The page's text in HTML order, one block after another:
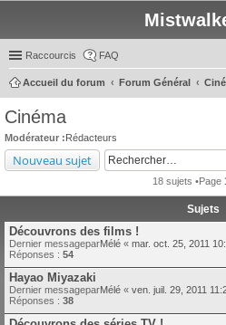
Raccourcis FAQ
Accueil du forum Forum Général
Cinéma
Modérateur :Rédacteurs
Nouveau sujet
18 sujets •Page
Sujets
Découvrons des films !
Dernier messageparMélé « mar. oct. 25, 2011
Réponses : 54
Hayao Miyazaki
Dernier messageparMélé « ven. juil. 29, 2011
Réponses : 38